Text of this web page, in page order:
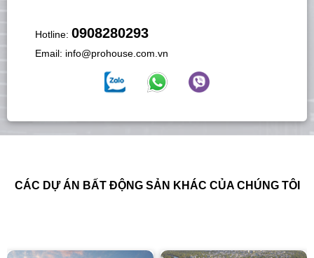
Hotline: 0908280293
Email: info@prohouse.com.vn
CÁC DỰ ÁN BẤT ĐỘNG SẢN KHÁC CỦA CHÚNG TÔI